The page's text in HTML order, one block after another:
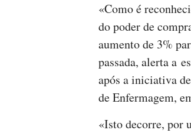
«Como é
do poder de
aumento de 3%
passada, alerta a
após a iniciativa
de Enfermagem,
«Isto decorre, por